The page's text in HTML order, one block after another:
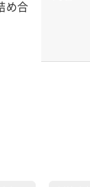
め合